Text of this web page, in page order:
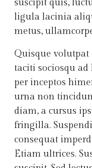
suscipit quis,
ligula lacinia
metus,
Quisque volutpat
taciti sociosqu
per inceptos
urna non
diam, a cursus
fringilla.
consequat
Etiam ultrices.